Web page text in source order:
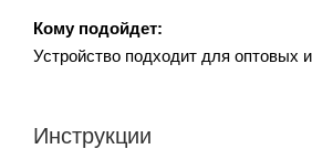
Кому подойдет:
Устройство подходит для оптовых
Инструкции